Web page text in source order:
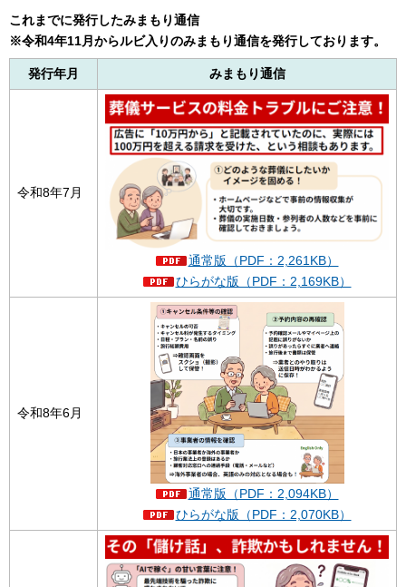
これまでに発行したみまもり通信
※令和4年11月からルビ入りのみまもり通信を発行しております。
発行年月 みまもり通信
令和8年7月
通常版（PDF：2,261KB）
ひらがな版（PDF：2,169KB）
令和8年6月
通常版（PDF：2,094KB）
ひらがな版（PDF：2,070KB）